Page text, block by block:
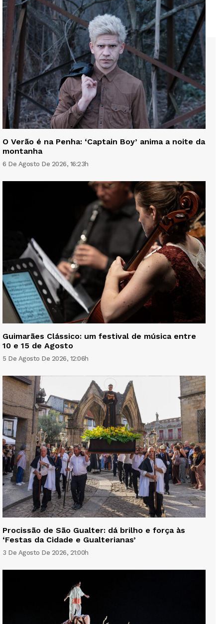
O Verão é na Penha: ‘Captain Boy’ anima a noite da
montanha
6 De Agosto De 2026, 16:23h
Guimarães Clássico: um festival de música entre
10 e 15 de Agosto
5 De Agosto De 2026, 12:06h
Procissão de São Gualter: dá brilho e força às
‘Festas da Cidade e Gualterianas’
3 De Agosto De 2026, 21:00h